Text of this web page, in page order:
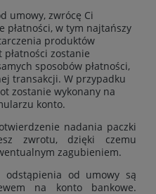
umowy, zwrócę Ci
płatności, w tym najtańszy
produktów
zostanie
sposobów płatności,
transakcji. W przypadku
zostanie wykonany na
konto.
nadania paczki
zwrotu, dzięki czemu
zagubieniem.
odstąpienia od umowy są
na konto bankowe.